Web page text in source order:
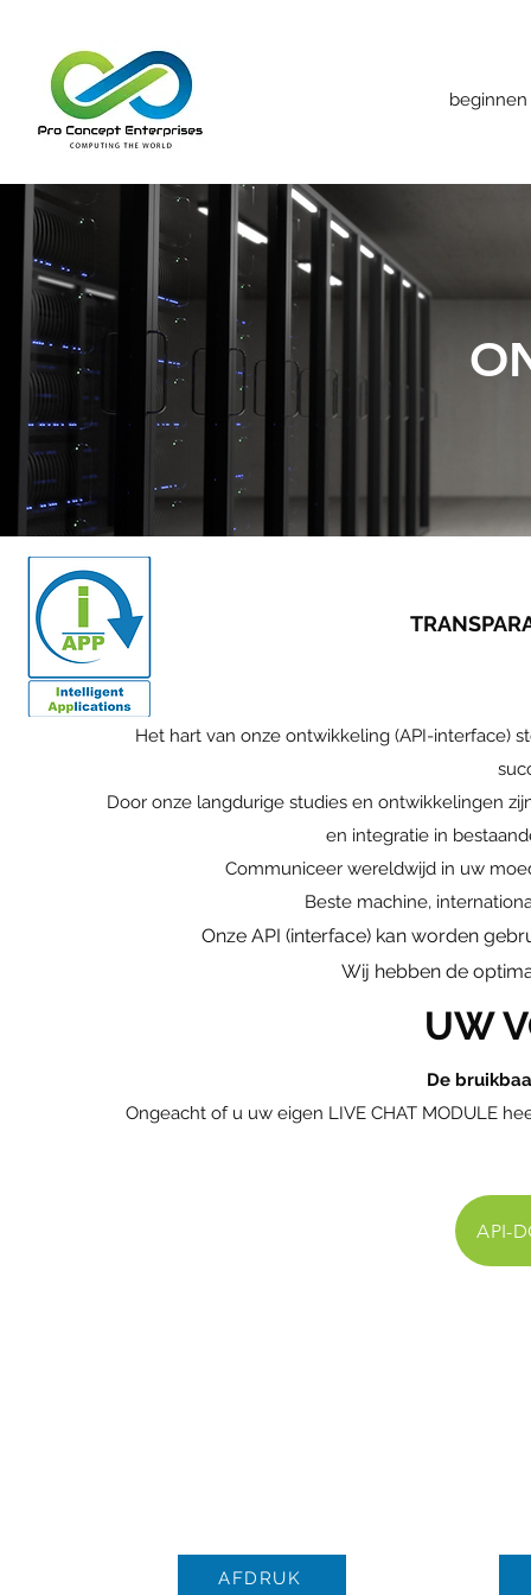
beginnen
Het hart van onze ontwikkeling (API-interface)
Door onze langdurige studies en ontwikkelingen
en integratie in
Communiceer wereldwijd in uw
Beste machine,
Onze API (interface) kan worden
Wij hebben de
UW
De
Ongeacht of u uw eigen LIVE CHAT MODULE
API-
AFDRUK